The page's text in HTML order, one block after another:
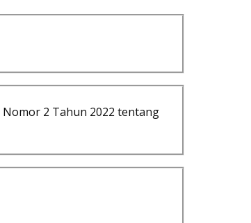
2 Tahun 2022 tentang